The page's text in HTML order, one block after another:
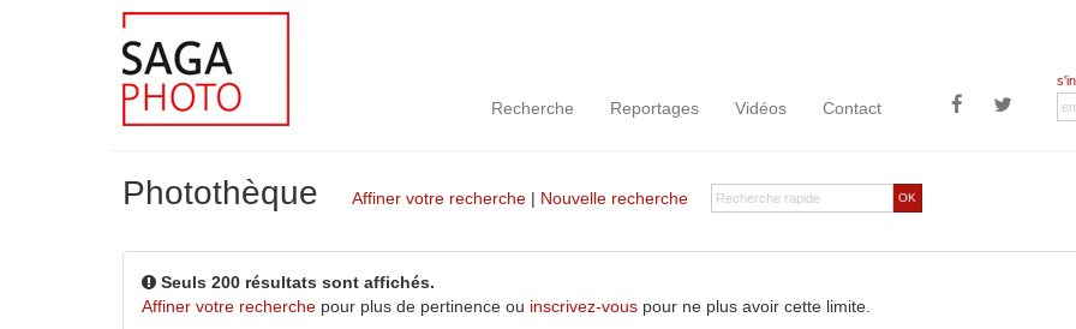
Recherche Reportages Vidéos Contact
OK
Photothèque Affiner votre recherche | Nouvelle recherche
Seuls 200 résultats sont affichés.
Affiner votre recherche pour plus de pertinence ou inscrivez-vous pour ne plus avoir cette limite.